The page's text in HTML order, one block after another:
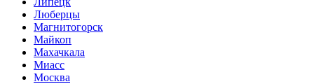
Люберцы
Магнитогорск
Майкоп
Махачкала
Миасс
Москва